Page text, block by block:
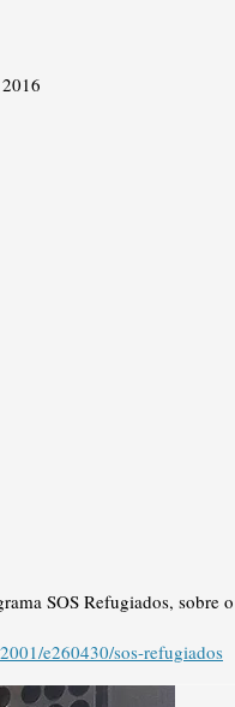
SOS Refugiados, sobre
e260430/sos-refugiados